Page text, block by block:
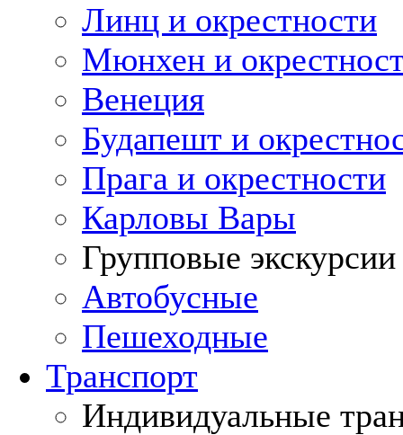
Линц и окрестности
Мюнхен и
Венеция
Будапешт и
Прага и окрестности
Карловы Вары
Групповые экскурсии
Автобусные
Пешеходные
Транспорт
Индивидуальные